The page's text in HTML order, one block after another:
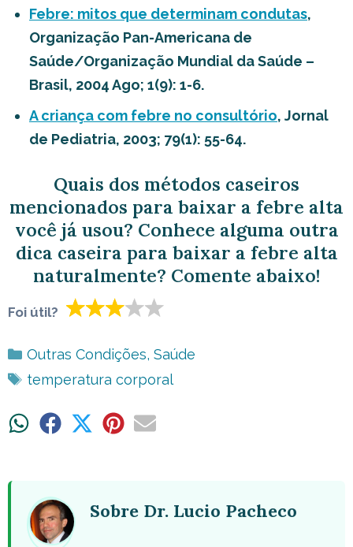
Febre: mitos que determinam condutas,
Organização Pan-Americana de
Saúde/Organização Mundial da Saúde –
Brasil, 2004 Ago; 1(9): 1-6.
A criança com febre no consultório, Jornal
de Pediatria, 2003; 79(1): 55-64.
Quais dos métodos caseiros
mencionados para baixar a febre alta
você já usou? Conhece alguma outra
dica caseira para baixar a febre alta
naturalmente? Comente abaixo!
Foi útil?
Categorias
Outras Condições, Saúde
Tags
temperatura corporal
ShareShare ShareShareShare
Sobre Dr. Lucio Pacheco